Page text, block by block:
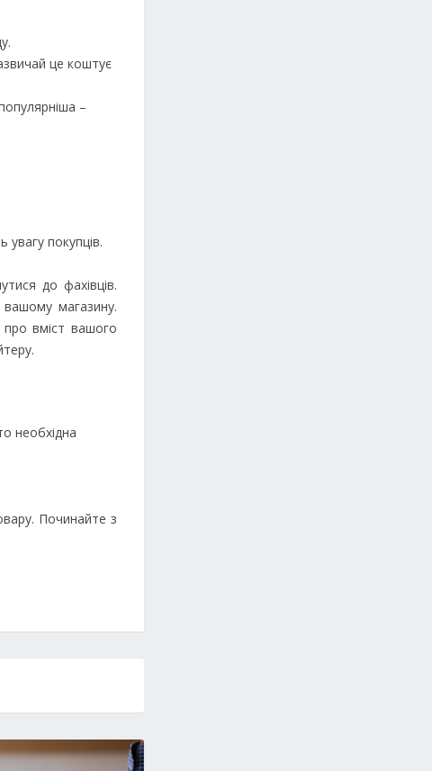
це коштує
–
покупців.
до фахівців.
магазину.
вміст вашого
необхідна
Починайте з